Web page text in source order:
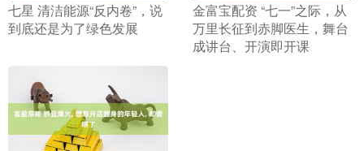
​七星 清洁能源“反内卷”，说
到底还是为了绿色发展
​金富宝配资 “七一”之际，从
万里长征到赤脚医生，舞台
成讲台、开演即开课